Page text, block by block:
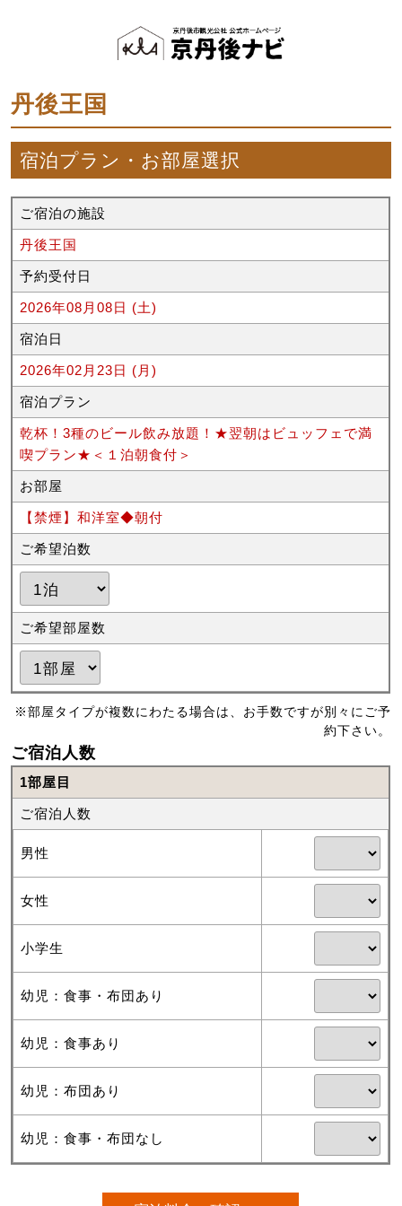
丹後王国
宿泊プラン・お部屋選択
ご宿泊の施設
丹後王国
予約受付日
2026年08月08日 (土)
宿泊日
2026年02月23日 (月)
宿泊プラン
乾杯！3種のビール飲み放題！★翌朝はビュッフェで満
喫プラン★＜１泊朝食付＞
お部屋
【禁煙】和洋室◆朝付
ご希望泊数
ご希望部屋数
※部屋タイプが複数にわたる場合は、お手数ですが別々にご予
約下さい。
ご宿泊人数
1部屋目
ご宿泊人数
男性
女性
小学生
幼児：食事・布団あり
幼児：食事あり
幼児：布団あり
幼児：食事・布団なし